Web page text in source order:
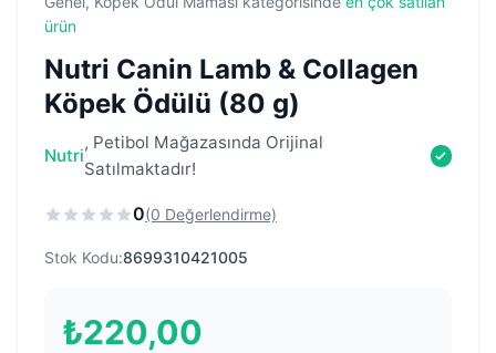
ürün
Nutri Canin Lamb & Collagen
Köpek Ödülü (80 g)
Nutri
, Petibol Mağazasında Orijinal
Satılmaktadır!
0(0 Değerlendirme)
Stok Kodu:8699310421005
₺220,00